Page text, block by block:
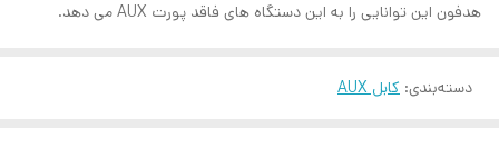
هدفون این توانایی را به این دستگاه های فاقد پورت AUX می دهد.
دسته‌بندی: کابل AUX